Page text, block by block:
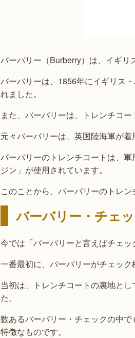
バーバリー（Burberry）は、イギリ
バーバリーは、1856年にイギリス
れました。
また、バーバリーは、トレンチコー
元々バーバリーは、英国陸海軍が着
バーバリーのトレンチコートは、
ジン」が使用されています。
このことから、バーバリーのトレ
バーバリー・チェ
今では「バーバリーと言えばチェッ
一番最初に、バーバリーがチェック
当初は、トレンチコートの裏地と
た。
数あるバーバリー・チェックの中
特徴なものです。